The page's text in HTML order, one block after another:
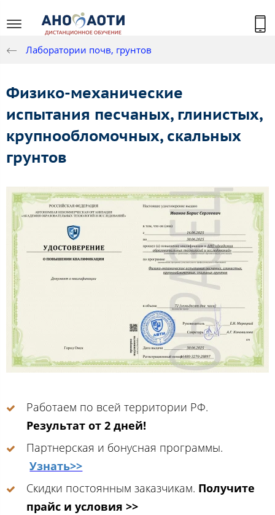
Лаборатории почв, грунтов
Физико-механические
испытания песчаных, глинистых,
крупнообломочных, скальных
грунтов
Работаем по всей территории РФ.
Результат от 2 дней!
Партнерская и бонусная программы.
Узнать>>
Скидки постоянным заказчикам. Получите
прайс и условия >>